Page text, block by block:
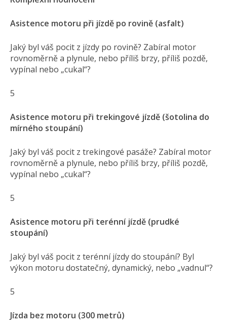
Asistence motoru při jízdě po rovině (asfalt)
Jaký byl váš pocit z jízdy po rovině? Zabíral motor
rovnoměrně a plynule, nebo příliš brzy, příliš pozdě,
vypínal nebo „cukal“?
5
Asistence motoru při trekingové jízdě (šotolina do
mírného stoupání)
Jaký byl váš pocit z trekingové pasáže? Zabíral motor
rovnoměrně a plynule, nebo příliš brzy, příliš pozdě,
vypínal nebo „cukal“?
5
Asistence motoru při terénní jízdě (prudké
stoupání)
Jaký byl váš pocit z terénní jízdy do stoupání? Byl
výkon motoru dostatečný, dynamický, nebo „vadnul“?
5
Jízda bez motoru (300 metrů)